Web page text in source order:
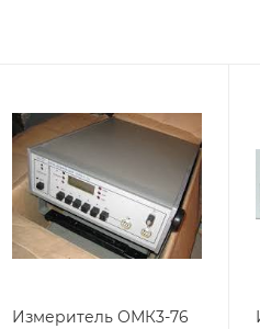
Измеритель ОМК3-76